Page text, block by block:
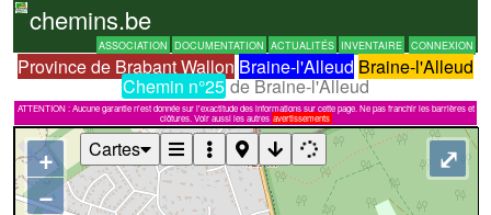
chemins.be
ASSOCIATION DOCUMENTATION ACTUALITÉS INVENTAIRE CONNEXION
Province de Brabant Wallon Braine-l'Alleud Braine-l'Alleud
Chemin n°25de Braine-l'Alleud
ATTENTION : Aucune garantie n'est donnée sur l'exactitude des informations sur cette page. Ne pas franchir les barrières et
clôtures. Voir aussi les autres avertissements
+
−
⤢
Cartes